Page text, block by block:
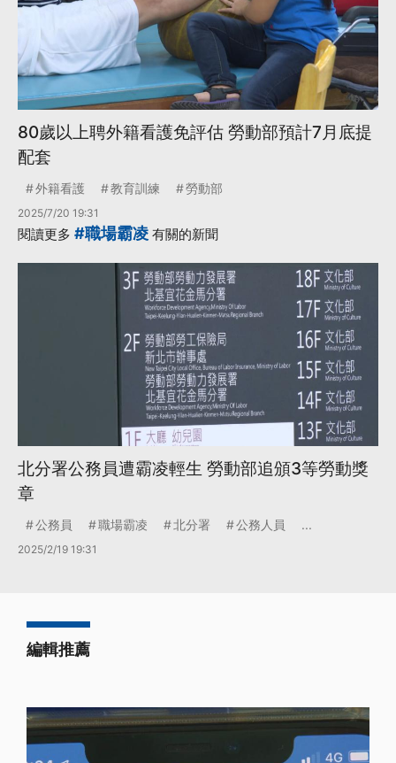
80歲以上聘外籍看護免評估 勞動部預計7月底提
配套
外籍看護 教育訓練 勞動部
2025/7/20 19:31
閱讀更多 #職場霸凌 有關的新聞
北分署公務員遭霸凌輕生 勞動部追頒3等勞動獎
章
公務員 職場霸凌 北分署 公務人員 ...
2025/2/19 19:31
編輯推薦